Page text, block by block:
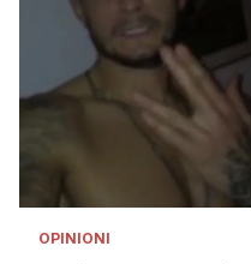
OPINIONI